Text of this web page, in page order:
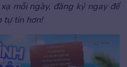
mỗi ngày, đăng ký ngay để
tự tin hơn!